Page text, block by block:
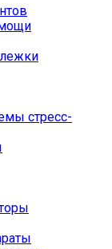
стресс-